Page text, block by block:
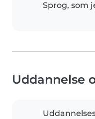
Sprog, som
Uddannelse